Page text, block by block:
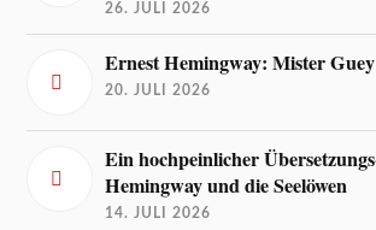
26. JULI 2026
Ernest Hemingway: Mister
20. JULI 2026
Ein hochpeinlicher
Hemingway und die Seelöwen
14. JULI 2026